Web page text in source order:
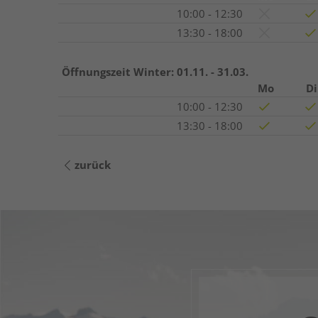
10:00 - 12:30
13:30 - 18:00
Öffnungszeit Winter: 01.11. - 31.03.
Mo
Di
10:00 - 12:30
13:30 - 18:00
zurück